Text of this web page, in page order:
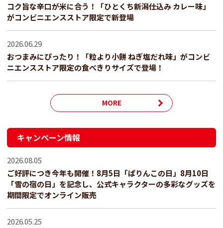
コク旨な辛口が米に合う！「ひとくち新潟仕込み カレー味」
がコンビニエンスストア限定で新登場
2026.06.29
おつまみにぴったり！「粒より小餅 ねぎ塩だれ味」がコンビ
ニエンスストア限定の食べきりサイズで登場！
MORE
キャンペーン情報
2026.08.05
ご好評につき今年も開催！8月5日「ぱりんこの日」8月10日
「雪の宿の日」を記念し、公式キャラクターの多彩なグッズを
期間限定でオンライン販売
2026.05.25